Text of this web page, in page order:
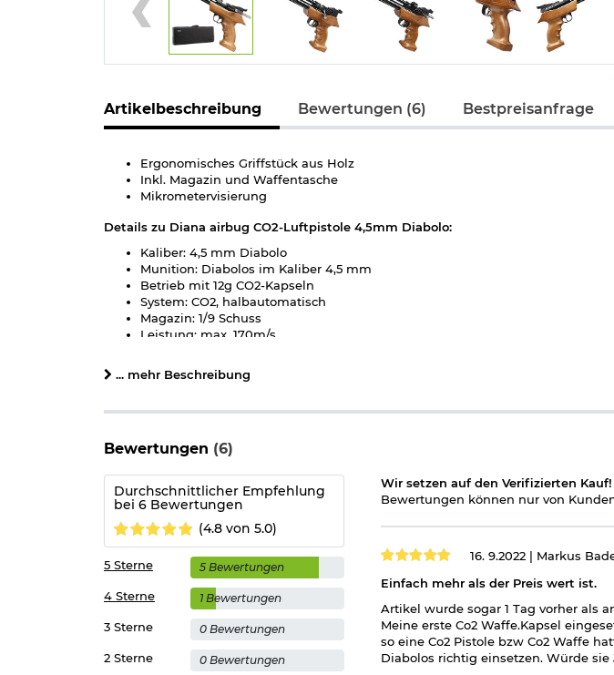
Artikelbeschreibung Bewertungen (6) Bestpreisanfrage
Ergonomisches Griffstück aus Holz
Inkl. Magazin und Waffentasche
Mikrometervisierung
Details zu Diana airbug CO2-Luftpistole 4,5mm Diabolo:
Kaliber: 4,5 mm Diabolo
Munition: Diabolos im Kaliber 4,5 mm
Betrieb mit 12g CO2-Kapseln
System: CO2, halbautomatisch
Magazin: 1/9 Schuss
Leistung: max. 170m/s
Visierung: Kimme und Korn
Material: Holz und Metall
Gewicht: ca. 900 g
Marke: Diana
Direkt mitbestellen: Zum Schießen benötigen Sie noch Diabolos im Kaliber 4,5 mm.
Wichtige waffenrechtliche Informationen:
Altersnachweiszusenden, sofern uns dieser noch nicht vorliegt.(bitte den Link:
Hinweis: RichtigerUmgang mit Druckluft-, Federdruckwaffen und CO2-Waffen
... mehr Beschreibung
Bewertungen (6)
Durchschnittlicher Empfehlung
bei 6 Bewertungen
(4.8 von 5.0)
2 Sterne 0 Bewertungen
3 Sterne 0 Bewertungen
4 Sterne 1 Bewertungen
5 Sterne 5 Bewertungen
Wir setzen auf den Verifizierten Kauf!
Bewertungen können nur von
16. 9.2022 | Markus
Einfach mehr als der Preis wert ist.
Artikel wurde sogar 1 Tag vorher als
Meine erste Co2 Waffe.Kapsel
so eine Co2 Pistole bzw Co2 Waffe
Diabolos richtig einsetzen. Würde